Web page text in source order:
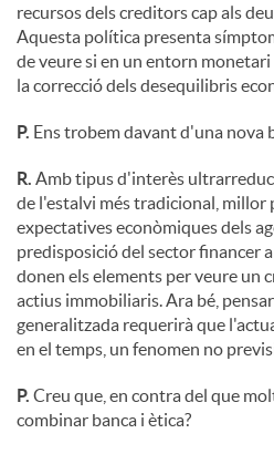
recursos dels creditors cap als
Aquesta política presenta
de veure si en un entorn
la correcció dels desequilibris
P. Ens trobem davant d'una nova
R. Amb tipus d'interès
de l'estalvi més tradicional, millor
expectatives econòmiques dels
predisposició del sector financer
donen els elements per veure un
actius immobiliaris. Ara bé,
generalitzada requerirà que
en el temps, un fenomen no
P. Creu que, en contra del que
combinar banca i ètica?